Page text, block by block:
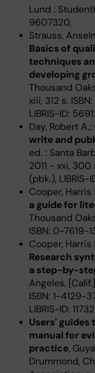
Lund :
9607320,
Strauss,
Basics of
techniques
developing
Thousand
xiii, 312 s.
LIBRIS-ID:
Day, Robert
write and
ed. : Santa
2011 - xxi, 300
(pbk.), LIBRIS-
Cooper, Harris
a guide for
Thousand
ISBN: 0-7619-
Cooper, Harris
Research
a step-by-
Angeles,
ISBN: 1-4129-
LIBRIS-ID:
Users'
manual for
practice,
Drummond,